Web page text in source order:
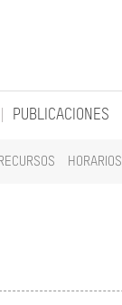
RECURSOS HORARIOS
PUBLICACIONES